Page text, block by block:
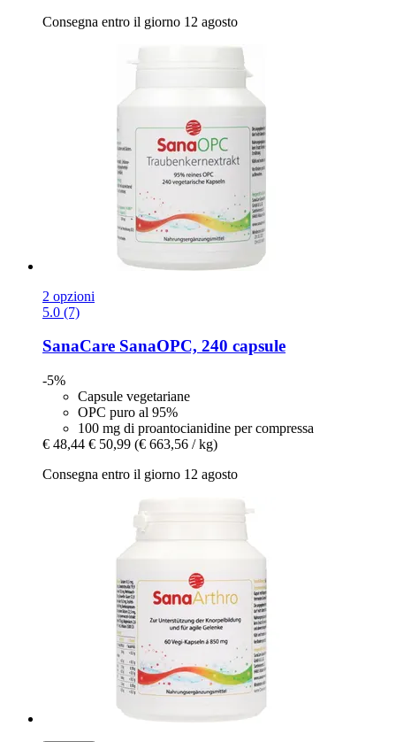
Consegna entro il giorno 12 agosto
2 opzioni
5.0 (7)
SanaCare SanaOPC, 240 capsule
-5%
Capsule vegetariane
OPC puro al 95%
100 mg di proantocianidine per compressa
€ 48,44 € 50,99 (€ 663,56 / kg)
Consegna entro il giorno 12 agosto